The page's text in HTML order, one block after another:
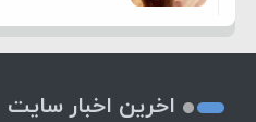
اخرین اخبار سایت